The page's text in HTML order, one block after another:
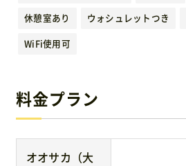
休憩室あり
ウォシュレットつき
WiFi使用可
料金プラン
オオサカ（大